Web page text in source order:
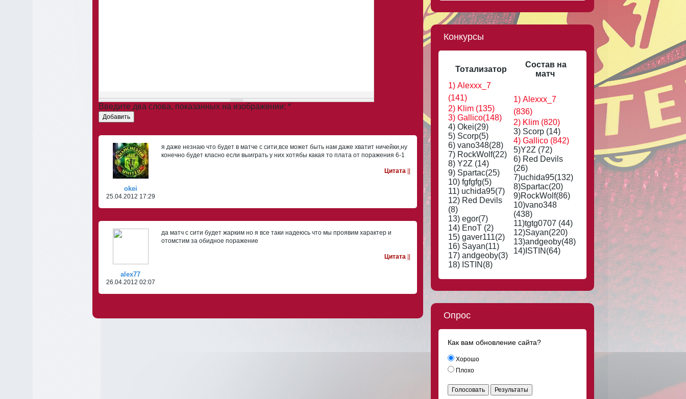
Введите два слова, показанных на изображении: *
Добавить
okei
25.04.2012 17:29
я даже незнаю что будет в матче с сити,все может быть нам даже хватит ничейки,ну
конечно будет класно если выиграть у них хотябы какая то плата от поражения 6-1
Цитата ||
alex77
26.04.2012 02:07
да матч с сити будет жарким но я все таки надеюсь что мы проявим характер и
отомстим за обидное поражение
Цитата ||
Конкурсы
Тотализатор
Состав на
матч
1) Alexxx_7
(141)
2) Klim (135)
3) Gallico(148)
4) Okei(29)
5) Scorp(5)
6) vano348(28)
7) RockWolf(22)
8) Y2Z (14)
9) Spartac(25)
10) fgfgfg(5)
11) uchida95(7)
12) Red Devils
(8)
13) egor(7)
14) EnoT (2)
15) gaver111(2)
16) Sayan(11)
17) andgeoby(3)
18) ISTIN(8)
1) Alexxx_7
(836)
2) Klim (820)
3) Scorp (14)
4) Gallico (842)
5)Y2Z (72)
6) Red Devils
(26)
7)uchida95(132)
8)Spartac(20)
9)RockWolf(86)
10)vano348
(438)
11)tgtg0707 (44)
12)Sayan(220)
13)andgeoby(48)
14)ISTIN(64)
Опрос
Как вам обновление сайта?
Хорошо
Плохо
Голосовать Результаты